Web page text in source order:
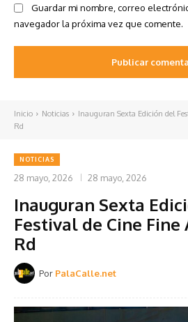
Guardar mi nombre, correo
navegador la próxima vez que comente.